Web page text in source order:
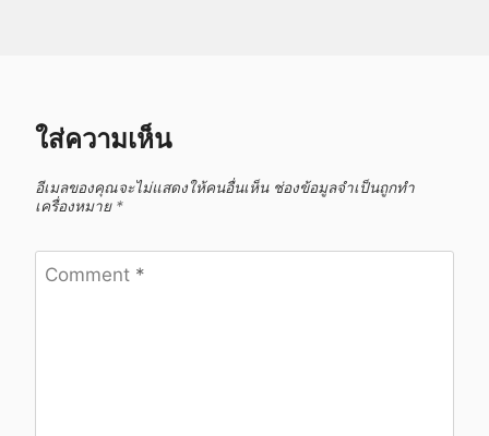
ใส่ความเห็น
อีเมลของคุณจะไม่แสดงให้คนอื่นเห็น ช่องข้อมูลจำเป็นถูกทำ
เครื่องหมาย *
Comment *